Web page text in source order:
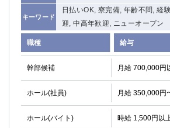
キーワード
日払いOK, 寮完備, 年齢不問, 経
迎, 中高年歓迎, ニューオープン
職種 給与
幹部候補 月給 700,000円
ホール(社員) 月給 350,000円
ホール(バイト) 時給 1,500円以